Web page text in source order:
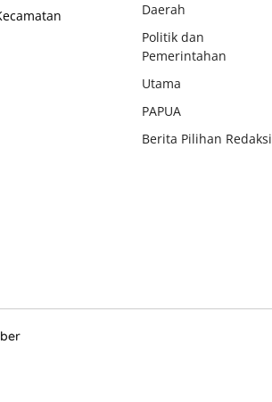
Daerah
Politik dan
Pemerintahan
Utama
PAPUA
Berita Pilihan Redaksi